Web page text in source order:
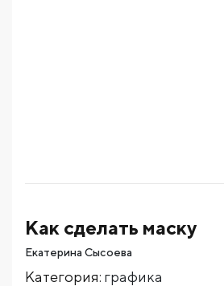
Как сделать маску
Екатерина Сысоева
Категория: графика